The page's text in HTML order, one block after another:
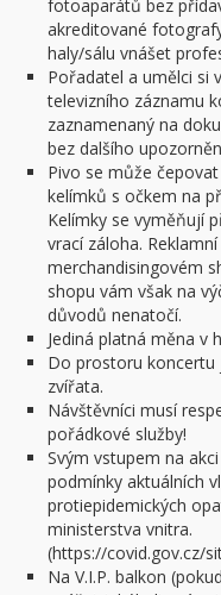
fotoaparátů bez
akreditované
haly/sálu vnášet
Pořadatel a umělci si
televizního záznamu
zaznamenaný na
bez dalšího
Pivo se může
kelímků s očkem na
Kelímky se vyměňují
vrací záloha.
merchandisingovém
shopu vám však na
důvodů nenatočí.
Jediná platná měna v
Do prostoru koncertu
zvířata.
Návštěvníci musí
pořádkové služby!
Svým vstupem na
podmínky aktuálních
protiepidemických
ministerstva vnitra.
(https://covid.gov.cz/
Na V.I.P. balkon